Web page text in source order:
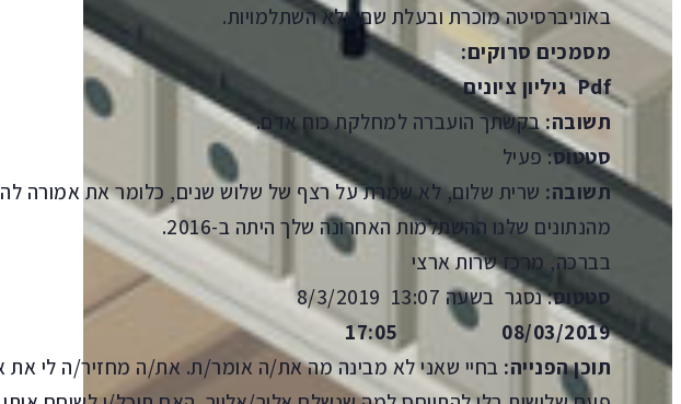
באוניברסיטה מוכרת ובעלת שם, ולא השתלמויות.
מסמכים סרוקים:
Pdfגיליון ציונים
תשובה:בקשתך הועברה למחלקת כוח אדם.
סטטוס: פעיל
תשובה: שרית שלום, לא שמרת על רצף של שלוש שנים, כלומר את אמורה
מהנתונים שלנו ההשתלמות האחרונה שלך היתה ב-2016.
בברכה, מרכז שרות ארצי
סטטוס: נסגר בשעה 13:07 8/3/2019
08/03/2019 17:05
תוכן הפנייה: בחיי שאני לא מבינה מה את/ה אומר/ת. את/ה מחזיר/ה לי את